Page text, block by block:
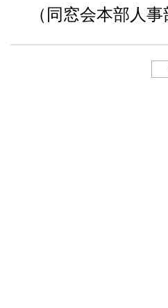
（同窓会本部人事